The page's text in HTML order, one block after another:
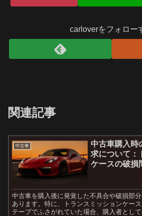
carloverをフォロー
関連記事
中古車
中古車購入時
求について：
ケースの破損
中古車を購入後に発覚した不具合や破損部
あります。特に、トランスミッションケー
テープでふさがれていた場合、購入者として